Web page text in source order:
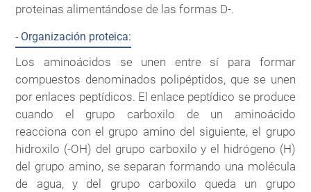
proteinas alimentándose de las formas D-.
- Organización proteica:
Los aminoácidos se unen entre sí para formar
compuestos denominados polipéptidos, que se unen
por enlaces peptídicos. El enlace peptídico se produce
cuando el grupo carboxilo de un aminoácido
reacciona con el grupo amino del siguiente, el grupo
hidroxilo (-OH) del grupo carboxilo y el hidrógeno (H)
del grupo amino, se separan formando una molécula
de agua, y del grupo carboxilo queda un grupo